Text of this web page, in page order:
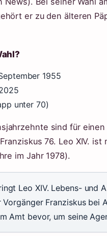
er zu den älteren
1955
unter 70)
sind für
76. Leo XIV.
im Jahr 1978).
Leo XIV. Lebens- und
Franziskus bei
Amt bevor, um seine